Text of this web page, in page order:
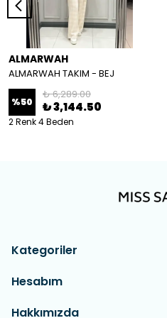
ALMARWAH
ALMARWAH TAKIM - BEJ
%50
₺ 6,289.00
₺ 3,144.50
2 Renk 4 Beden
Kategoriler
Hesabım
Hakkımızda